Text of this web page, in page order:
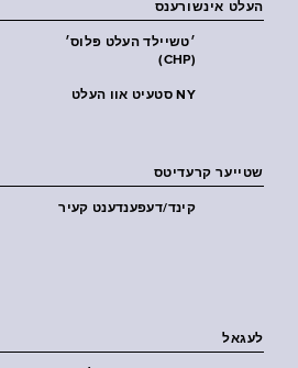
העלט אינשורענס
׳טשיילד העלט פּלוס׳
(CHP)
NY סטעיט אוו העלט
שטייער קרעדיטס
קינד/דעפענדענט קעיר
לעגאל